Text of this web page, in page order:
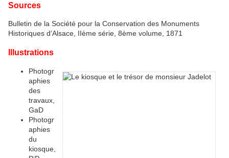
Sources
Bulletin de la Société pour la Conservation des Monuments
Historiques d’Alsace, IIème série, 8ème volume, 1871
Illustrations
Photogr
aphies
des
travaux,
GaD
Photogr
aphies
du
kiosque,